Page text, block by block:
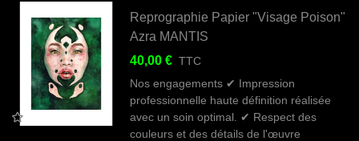
Reprographie Papier "Visage Poison"
Azra MANTIS
40,00 € TTC
Nos engagements ✔ Impression
professionnelle haute définition réalisée
avec un soin optimal. ✔ Respect des
couleurs et des détails de l'œuvre